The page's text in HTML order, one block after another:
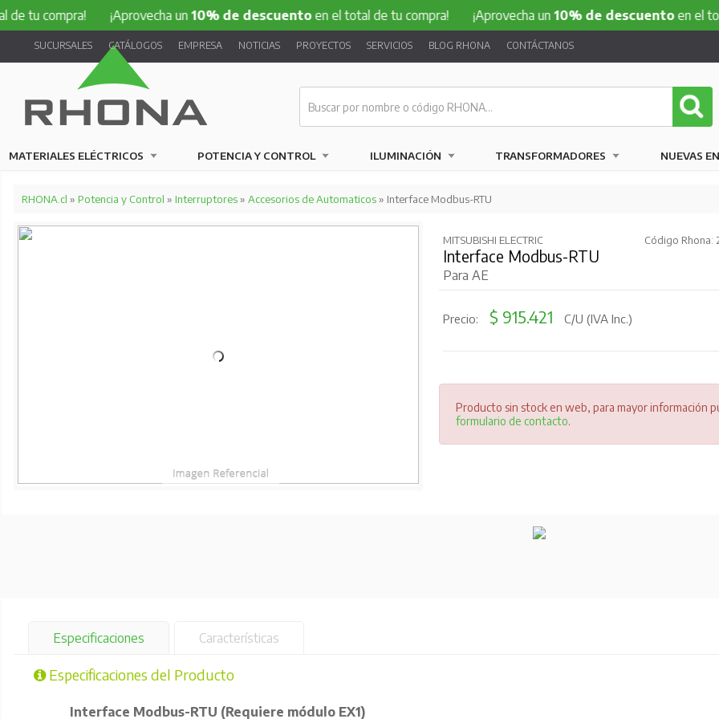
¡Aprovecha un10% de descuentoen el total de tu compra! ¡Aprovecha un10% de descuentoen el total de tu
SUCURSALES CATÁLOGOS EMPRESA NOTICIAS PROYECTOS SERVICIOS BLOG RHONA CONTÁCTANOS
MATERIALES ELÉCTRICOS POTENCIA Y CONTROL ILUMINACIÓN TRANSFORMADORES NUEVAS
RHONA.cl » Potencia y Control » Interruptores» Accesorios de Automaticos» Interface Modbus-RTU
MITSUBISHI ELECTRIC Código Rhona:
Interface Modbus-RTU
Para AE
Precio: $ 915.421 C/U (IVA Inc.)
Producto sin stock en web, para mayor información
formulario de contacto.
Especificaciones Características
Especificaciones del Producto
Interface Modbus-RTU (Requiere módulo EX1)